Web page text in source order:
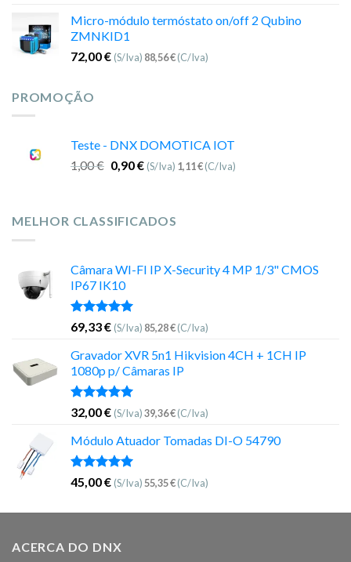
Micro-módulo termóstato on/off 2 Qubino
ZMNKID1
72,00€ (S/Iva) 88,56€(C/Iva)
PROMOÇÃO
Teste - DNX DOMOTICA IOT
1,00€ 0,90€ (S/Iva) 1,11€(C/Iva)
MELHOR CLASSIFICADOS
Câmara WI-FI IP X-Security 4 MP 1/3" CMOS
IP67 IK10
Avaliação
5.00
de 5
69,33€ (S/Iva) 85,28€(C/Iva)
Gravador XVR 5n1 Hikvision 4CH + 1CH IP
1080p p/ Câmaras IP
Avaliação
5.00
de 5
32,00€ (S/Iva)39,36€(C/Iva)
Módulo Atuador Tomadas DI-O 54790
Avaliação
5.00
de 5
45,00€ (S/Iva)55,35€(C/Iva)
ACERCA DO DNX